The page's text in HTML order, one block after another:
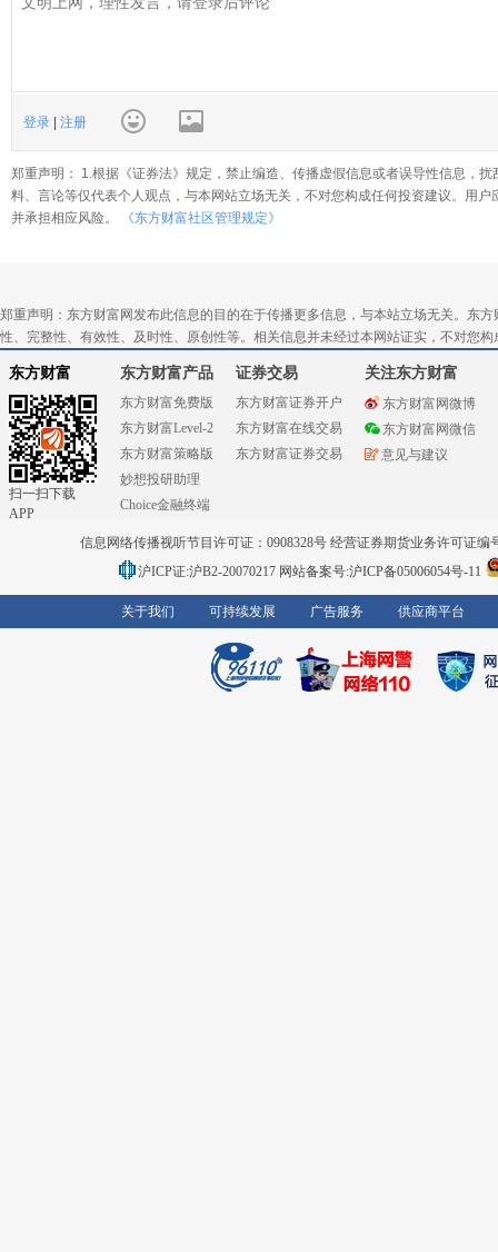
登录 注册
郑重声明： 1.根据《证券法》规定，禁止编造、传播虚假信息或者误导性信息，
料、言论等仅代表个人观点，与本网站立场无关，不对您构成任何投资建议。用
并承担相应风险。
《东方财富社区管理规定》
郑重声明：东方财富网发布此信息的目的在于传播更多信息，与本站立场无关。东
性、完整性、有效性、及时性、原创性等。相关信息并未经过本网站证实，不对您
东方财富
扫一扫下载
APP
东方财富产品
东方财富免费版
东方财富Level-2
东方财富策略版
妙想投研助理
Choice金融终端
证券交易
东方财富证券开户
东方财富在线交易
东方财富证券交易
关注东方财富
东方财富网微博
东方财富网微信
意见与建议
信息网络传播视听节目许可证：0908328号 经营证券期货业务许可证编
沪ICP证:沪B2-20070217 网站备案号:沪ICP备05006054号-11
关于我们 可持续发展 广告服务 供应商平台